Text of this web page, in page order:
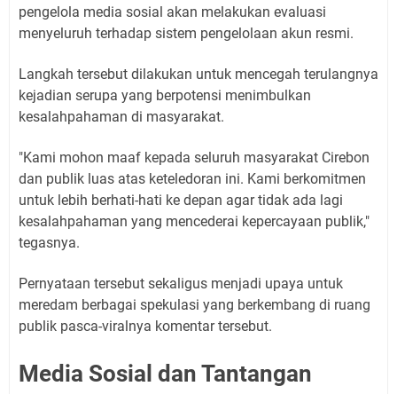
pengelola media sosial akan melakukan evaluasi
menyeluruh terhadap sistem pengelolaan akun resmi.
Langkah tersebut dilakukan untuk mencegah terulangnya
kejadian serupa yang berpotensi menimbulkan
kesalahpahaman di masyarakat.
"Kami mohon maaf kepada seluruh masyarakat Cirebon
dan publik luas atas keteledoran ini. Kami berkomitmen
untuk lebih berhati-hati ke depan agar tidak ada lagi
kesalahpahaman yang mencederai kepercayaan publik,"
tegasnya.
Pernyataan tersebut sekaligus menjadi upaya untuk
meredam berbagai spekulasi yang berkembang di ruang
publik pasca-viralnya komentar tersebut.
Media Sosial dan Tantangan